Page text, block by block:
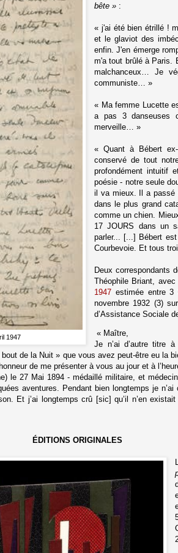
1947
bête » :
« j'ai été bien étrillé !
et le glaviot des
enfin. J'en émerge
m'a tout brûlé à Paris.
malchanceux… Je
communiste… »
« Ma femme Lucette
a pas 3 danseuses
merveille… »
« Quant à Bébert
conservé de tout
profondément intuitif
poésie - notre seule
il va mieux. Il a passé
dans le plus grand
comme un chien.
17 JOURS dans un
parler... [...] Bébert
Courbevoie. Et tous
Deux correspondants
Théophile Briant, avec
1947 estimée entre
novembre 1932 (3)
d’Assistance Sociale
« Maître,
Je n’ai d’autre titre
de la Nuit » que vous avez peut-être eu la
de me présenter à vous au jour et à
le 27 Mai 1894 - médaillé militaire, et
aventures. Pendant bien longtemps je n’ai
Et j’ai longtemps crû [sic] qu’il n’en
ÉDITIONS ORIGINALES